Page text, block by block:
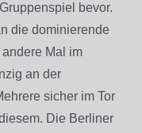
bevor.
die dominierende
Mal im
an der
sicher im Tor
Die Berliner